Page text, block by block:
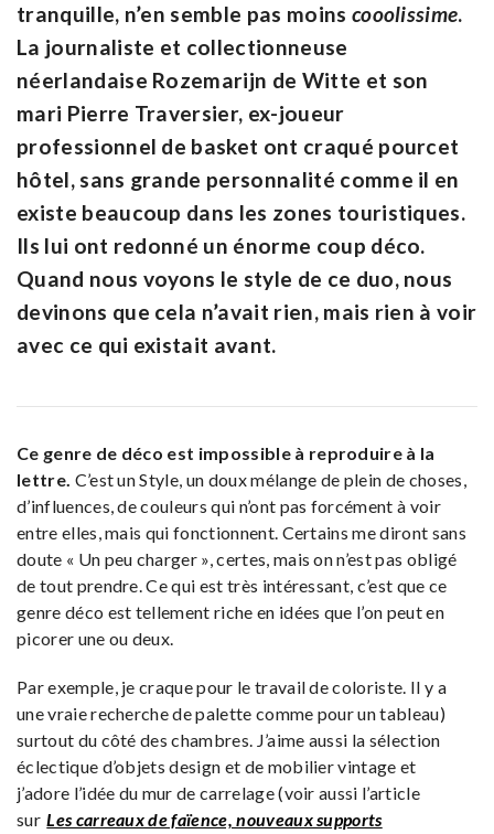
tranquille, n’en semble pas moins cooolissime.
La journaliste et collectionneuse
néerlandaise Rozemarijn de Witte et son
mari Pierre Traversier, ex-joueur
professionnel de basket ont craqué pourcet
hôtel, sans grande personnalité comme il en
existe beaucoup dans les zones touristiques.
Ils lui ont redonné un énorme coup déco.
Quand nous voyons le style de ce duo, nous
devinons que cela n’avait rien, mais rien à voir
avec ce qui existait avant.
Ce genre de déco est impossible à reproduire à la
lettre. C’est un Style, un doux mélange de plein de choses,
d’influences, de couleurs qui n’ont pas forcément à voir
entre elles, mais qui fonctionnent. Certains me diront sans
doute « Un peu charger », certes, mais on n’est pas obligé
de tout prendre. Ce qui est très intéressant, c’est que ce
genre déco est tellement riche en idées que l’on peut en
picorer une ou deux.
Par exemple, je craque pour le travail de coloriste. Il y a
une vraie recherche de palette comme pour un tableau)
surtout du côté des chambres. J’aime aussi la sélection
éclectique d’objets design et de mobilier vintage et
j’adore l’idée du mur de carrelage (voir aussi l’article
sur Les carreaux de faïence, nouveaux supports